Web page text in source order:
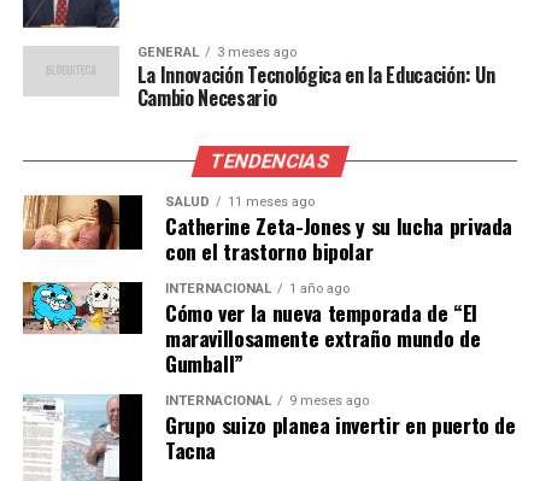
Medidas y Estrategias de
Mitigación
comenzado a implementar estrategias de mitigación y
adaptación. Brasil, por ejemplo, ha invertido en
proyectos de reforestación en el Amazonas, mientras
que Chile está desarrollando energías renovables para
reducir su dependencia de los combustibles fósiles.
Sin embargo, los expertos advierten que estos esfuerzos
deben intensificarse. Según el informe del BID, se
dólares anuales para implementar medidas efectivas de
adaptación al cambio climático en toda la región.
GENERAL 3 meses ago
La Innovación Tecnológica en la Educación: Un
Cambio Necesario
TENDENCIAS
SALUD 11 meses ago
Catherine Zeta-Jones y su lucha privada
con el trastorno bipolar
INTERNACIONAL 1 año ago
Cómo ver la nueva temporada de “El
maravillosamente extraño mundo de
Gumball”
INTERNACIONAL 9 meses ago
Grupo suizo planea invertir en puerto de
Tacna